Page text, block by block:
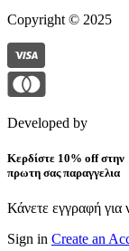
Copyright © 2025
Developed by
Κερδίστε 10% off στην
πρωτη σας παραγγελια
Κάνετε εγγραφή για
Sign in Create an